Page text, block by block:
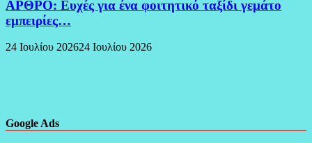
ΑΡΘΡΟ: Ευχές για ένα φοιτητικό ταξίδι γεμάτο
εμπειρίες…
24 Ιουλίου 202624 Ιουλίου 2026
Google Ads